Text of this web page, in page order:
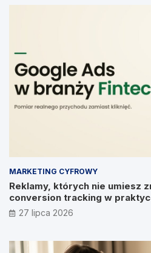
MARKETING CYFROWY
Reklamy, których nie umiesz
conversion tracking w
27 lipca 2026